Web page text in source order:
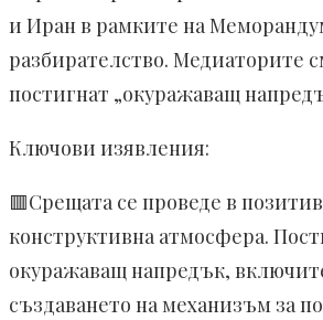
и Иран в рамките на
разбирателство. Медиаторите
постигнат „окуражаващ
Ключови изявления:
🟥Срещата се проведе в
конструктивна атмосфера.
окуражаващ напредък,
създаването на механизъм за